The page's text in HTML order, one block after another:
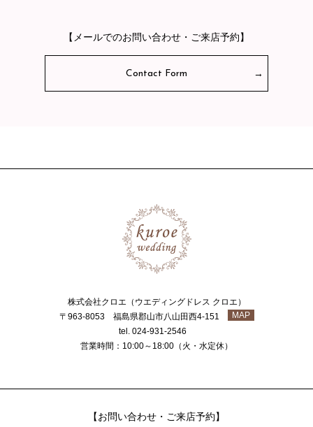
【メールでのお問い合わせ・ご来店予約】
Contact Form
株式会社クロエ（ウエディングドレス クロエ）
〒963-8053 福島県郡山市八山田西4-151
MAP
tel. 024-931-2546
営業時間：10:00～18:00（火・水定休）
【お問い合わせ・ご来店予約】